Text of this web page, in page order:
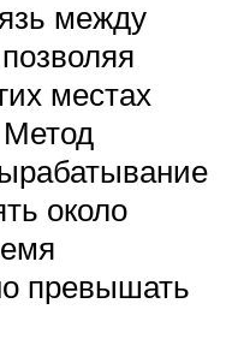
между
местах
Метод
около
превышать